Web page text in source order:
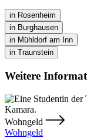
in Rosenheim
in Burghausen
in Mühldorf am Inn
in Traunstein
Weitere
Wohngeld
Wohngeld